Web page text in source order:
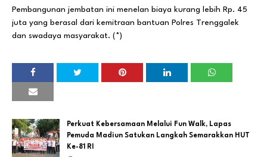
Pembangunan jembatan ini menelan biaya kurang lebih Rp. 45
juta yang berasal dari kemitraan bantuan Polres Trenggalek
dan swadaya masyarakat. (*)
Perkuat Kebersamaan Melalui Fun Walk, Lapas
Pemuda Madiun Satukan Langkah Semarakkan HUT
Ke-81 RI